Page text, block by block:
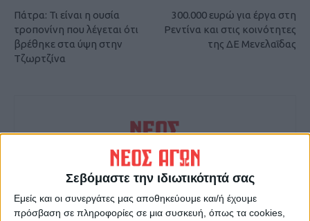
Σεβόμαστε την ιδιωτικότητά σας
Εμείς και οι συνεργάτες μας αποθηκεύουμε και/ή έχουμε
πρόσβαση σε πληροφορίες σε μια συσκευή, όπως τα cookies,
Πάτρα: Τι είναι η ουσία
τροπονίνη που λέγεται ότι
βρέθηκε στα ύψη στην
Τζωρτζίνα
300.000 ευρώ για έργα στη
Ρεντίνα και στις κοινότητες
της ΔΕ Μενελαΐδας
ΝΕΟΣ ΑΓΩΝ
https://neosagon.gr